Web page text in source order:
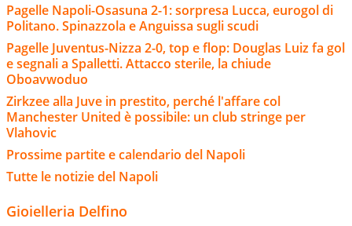
Pagelle Napoli-Osasuna 2-1: sorpresa Lucca, eurogol di
Politano. Spinazzola e Anguissa sugli scudi
Pagelle Juventus-Nizza 2-0, top e flop: Douglas Luiz fa gol
e segnali a Spalletti. Attacco sterile, la chiude
Oboavwoduo
Zirkzee alla Juve in prestito, perché l'affare col
Manchester United è possibile: un club stringe per
Vlahovic
Prossime partite e calendario del Napoli
Tutte le notizie del Napoli
Gioielleria Delfino